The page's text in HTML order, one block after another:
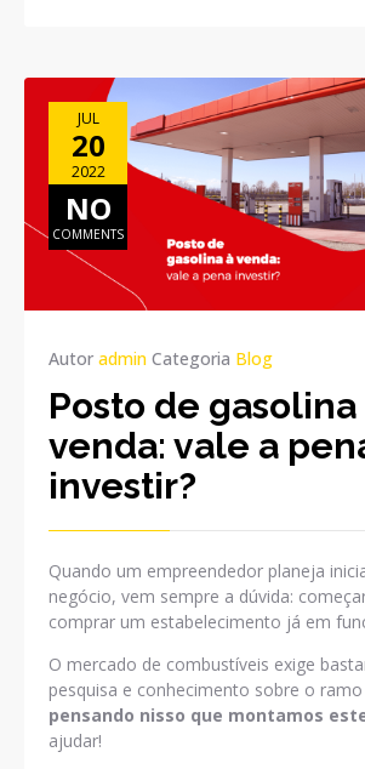
JUL
20
2022
NO
COMMENTS
Autor admin Categoria Blog
Posto de gasolina
venda: vale a
investir?
Quando um empreendedor planeja
negócio, vem sempre a dúvida:
comprar um estabelecimento já em
O mercado de combustíveis exige
pesquisa e conhecimento sobre o
pensando nisso que montamos
ajudar!